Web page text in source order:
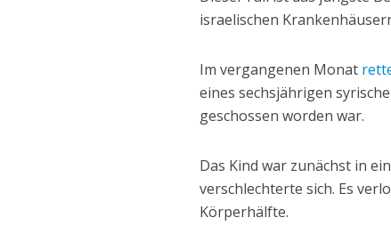
israelischen
Im vergangenen Monat
eines sechsjährigen
geschossen worden war.
Das Kind war zunächst in
verschlechterte sich. Es
Körperhälfte.